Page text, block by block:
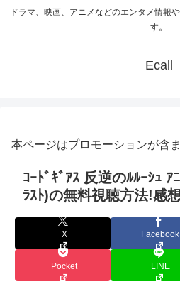
ドラマ、映画、アニメなどのエンタメ情報
す。
Ecall
本ページはプロモーションが含
ｺｰﾄﾞｷﾞｱｽ 反逆のﾙﾙｰｼｭ
ﾗｽﾄ)の無料視聴方法!感
X Facebook
Pocket LINE